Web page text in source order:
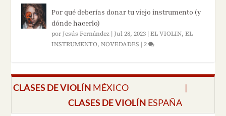
Por qué deberías donar tu viejo instrumento (y
dónde hacerlo)
porJesús Fernández |Jul 28, 2023 |EL VIOLIN,EL
INSTRUMENTO,NOVEDADES |2
CLASES DE VIOLÍN MÉXICO
|
CLASES DE VIOLÍN ESPAÑA